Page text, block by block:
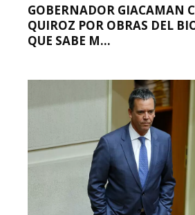
GOBERNADOR GIACAMAN
QUIROZ POR OBRAS DEL
QUE SABE M...